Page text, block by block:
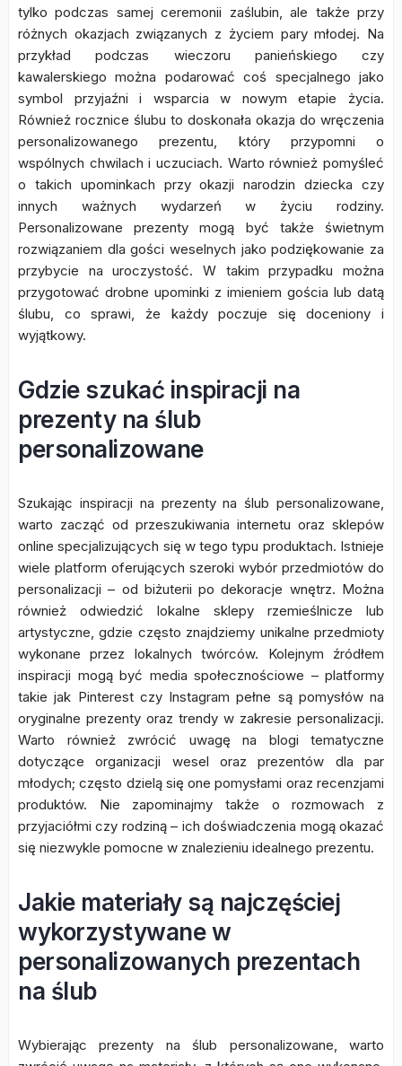
tylko podczas samej ceremonii zaślubin, ale także przy
różnych okazjach związanych z życiem pary młodej. Na
przykład podczas wieczoru panieńskiego czy
kawalerskiego można podarować coś specjalnego jako
symbol przyjaźni i wsparcia w nowym etapie życia.
Również rocznice ślubu to doskonała okazja do wręczenia
personalizowanego prezentu, który przypomni o
wspólnych chwilach i uczuciach. Warto również pomyśleć
o takich upominkach przy okazji narodzin dziecka czy
innych ważnych wydarzeń w życiu rodziny.
Personalizowane prezenty mogą być także świetnym
rozwiązaniem dla gości weselnych jako podziękowanie za
przybycie na uroczystość. W takim przypadku można
przygotować drobne upominki z imieniem gościa lub datą
ślubu, co sprawi, że każdy poczuje się doceniony i
wyjątkowy.
Gdzie szukać inspiracji na
prezenty na ślub
personalizowane
Szukając inspiracji na prezenty na ślub personalizowane,
warto zacząć od przeszukiwania internetu oraz sklepów
online specjalizujących się w tego typu produktach. Istnieje
wiele platform oferujących szeroki wybór przedmiotów do
personalizacji – od biżuterii po dekoracje wnętrz. Można
również odwiedzić lokalne sklepy rzemieślnicze lub
artystyczne, gdzie często znajdziemy unikalne przedmioty
wykonane przez lokalnych twórców. Kolejnym źródłem
inspiracji mogą być media społecznościowe – platformy
takie jak Pinterest czy Instagram pełne są pomysłów na
oryginalne prezenty oraz trendy w zakresie personalizacji.
Warto również zwrócić uwagę na blogi tematyczne
dotyczące organizacji wesel oraz prezentów dla par
młodych; często dzielą się one pomysłami oraz recenzjami
produktów. Nie zapominajmy także o rozmowach z
przyjaciółmi czy rodziną – ich doświadczenia mogą okazać
się niezwykle pomocne w znalezieniu idealnego prezentu.
Jakie materiały są najczęściej
wykorzystywane w
personalizowanych prezentach
na ślub
Wybierając prezenty na ślub personalizowane, warto